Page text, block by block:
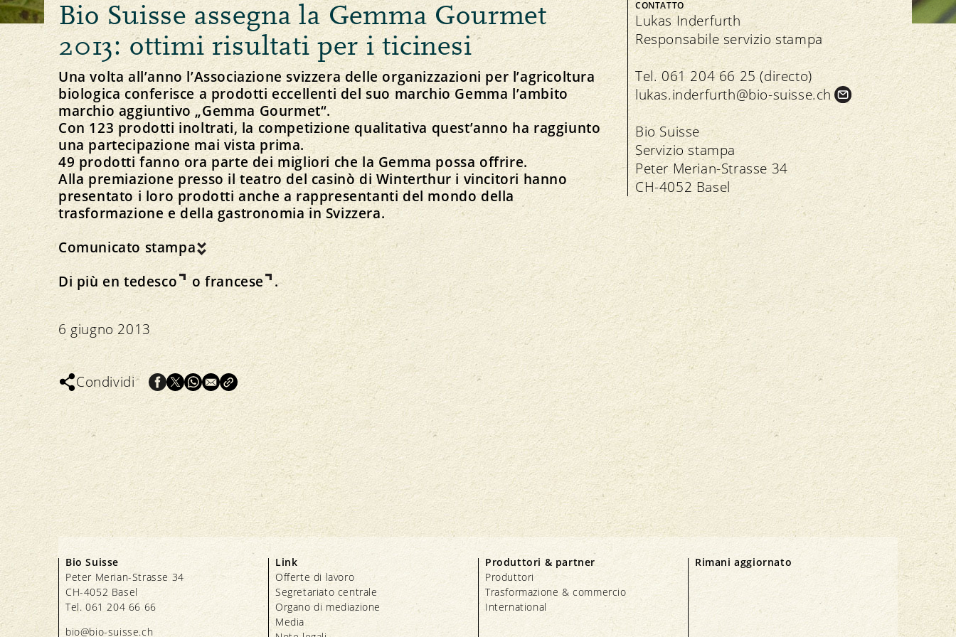
Principio della Gemma
Il nostro marchio
Salute degli animali
Protezione delle risorse
Suolo
Piante
Acqua
Clima
Equità
Mercato
Prezzi
Trasparenza
Direttive
Controllo
Importazione
Assicurazione della qualità
Allevamento degli animali e foraggiamento
Importazione
Politica
Linee direttive e visione
Strategia
Assemblea dei delegati
Media
Comunicati stampa
Download di foto
Download del logo
Contatto
Offerte di lavoro
Organo di mediazione
In seno all’associazione
Direttive
Commercio specializzato bio
Ricette Gemma Manifestazioni
Mercati regionali
Bio-Simposio
Bio Suisse assegna la Gemma Gourmet
2013: ottimi risultati per i ticinesi
Una volta all’anno l’Associazione svizzera delle organizzazioni per l’agricoltura
biologica conferisce a prodotti eccellenti del suo marchio Gemma l’ambito
marchio aggiuntivo „Gemma Gourmet“.
Con 123 prodotti inoltrati, la competizione qualitativa quest’anno ha raggiunto
una partecipazione mai vista prima.
49 prodotti fanno ora parte dei migliori che la Gemma possa offrire.
Alla premiazione presso il teatro del casinò di Winterthur i vincitori hanno
presentato i loro prodotti anche a rappresentanti del mondo della
trasformazione e della gastronomia in Svizzera.
Comunicato stampa
Di più en tedesco ofrancese .
6 giugno 2013
Condividi
CONTATTO
Lukas Inderfurth
Responsabile servizio stampa
Tel. 061 204 66 25 (directo)
lukas.inderfurth@bio-suisse.ch
Bio Suisse
Servizio stampa
Peter Merian-Strasse 34
CH-4052 Basel
Bio Suisse
Peter Merian-Strasse 34
CH-4052 Basel
Tel. 061 204 66 66
bio@bio-suisse.ch
Link
Offerte di lavoro
Segretariato centrale
Organo di mediazione
Media
Produttori & partner
Produttori
Trasformazione & commercio
International
Rimani aggiornato